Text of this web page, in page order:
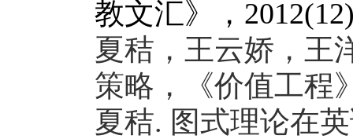
教文汇》，
夏秸，王云娇，王
策略，《价值工
夏秸. 图式理论在